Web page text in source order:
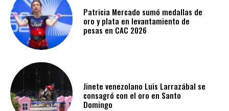
Patricia Mercado sumó medallas de
oro y plata en levantamiento de
pesas en CAC 2026
Jinete venezolano Luis Larrazábal se
consagró con el oro en Santo
Domingo